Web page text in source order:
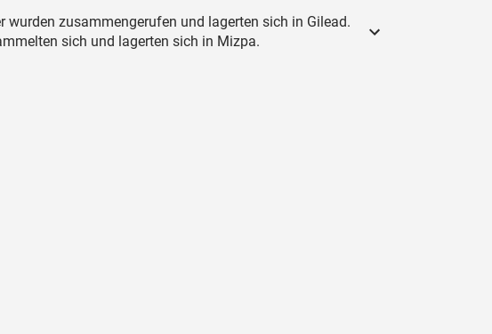
wurden zusammengerufen und lagerten sich in Gilead.
sich und lagerten sich in Mizpa.